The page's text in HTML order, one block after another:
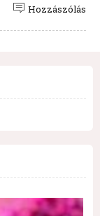
Hozzászólás